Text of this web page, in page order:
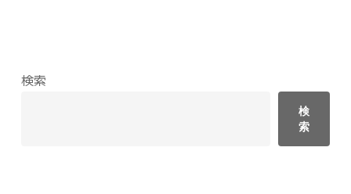
検索
検
索